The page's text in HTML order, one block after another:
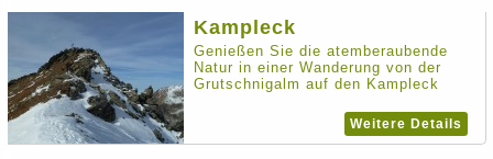
Kampleck
Genießen Sie die atemberaubende
Natur in einer Wanderung von der
Grutschnigalm auf den Kampleck
Weitere Details